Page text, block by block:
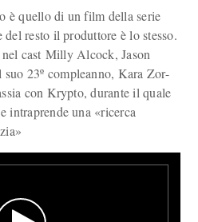
è quello di un film della serie
resto il produttore è lo stesso.
cast Milly Alcock, Jason
23º compleanno, Kara Zor-
con Krypto, durante il quale
intraprende una «ricerca